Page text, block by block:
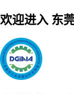
欢迎进入 东